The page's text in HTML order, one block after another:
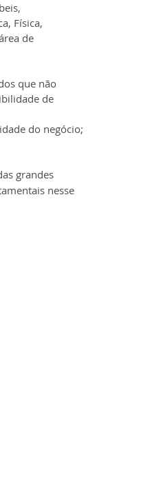
Física,
de
que não
de
do negócio;
grandes
nesse